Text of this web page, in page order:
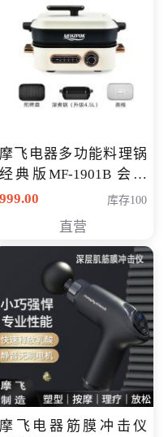
摩飞电器多功能料理锅
经典版MF-1901B 会员
专享价399元
999.00 库存100
直营
摩飞电器筋膜冲击仪